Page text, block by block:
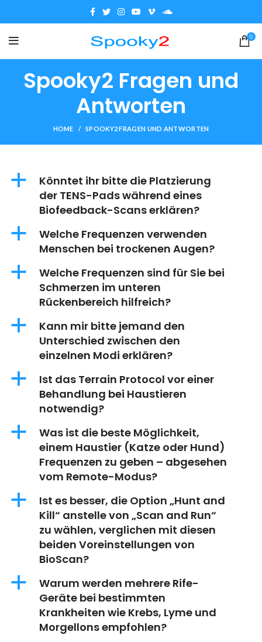
0
Spooky2 Fragen und
Antworten
HOME SPOOKY2 FRAGEN UND ANTWORTEN
a
Könntet ihr bitte die Platzierung
der TENS-Pads während eines
Biofeedback-Scans erklären?
a
Welche Frequenzen verwenden
Menschen bei trockenen Augen?
a
Welche Frequenzen sind für Sie bei
Schmerzen im unteren
Rückenbereich hilfreich?
a
Kann mir bitte jemand den
Unterschied zwischen den
einzelnen Modi erklären?
a
Ist das Terrain Protocol vor einer
Behandlung bei Haustieren
notwendig?
a
Was ist die beste Möglichkeit,
einem Haustier (Katze oder Hund)
Frequenzen zu geben – abgesehen
vom Remote-Modus?
a
Ist es besser, die Option „Hunt and
Kill“ anstelle von „Scan and Run“
zu wählen, verglichen mit diesen
beiden Voreinstellungen von
BioScan?
a
Warum werden mehrere Rife-
Geräte bei bestimmten
Krankheiten wie Krebs, Lyme und
Morgellons empfohlen?